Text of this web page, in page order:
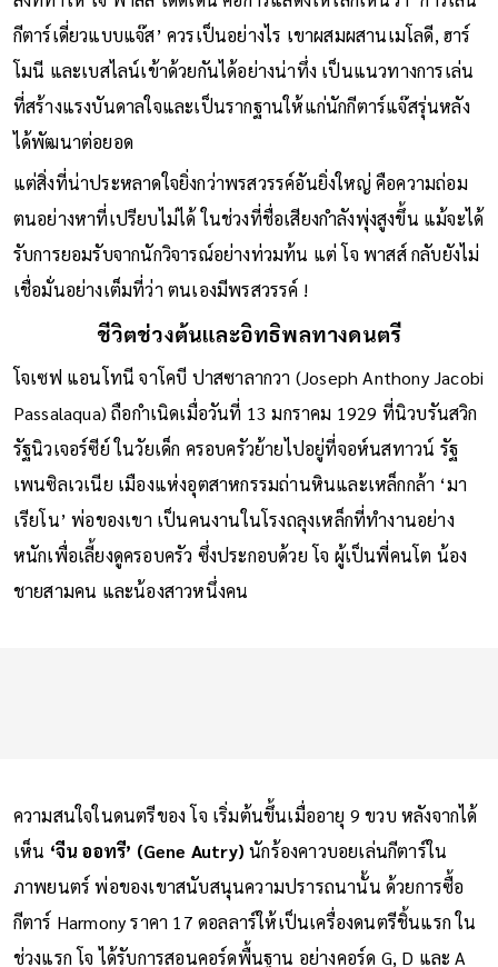
สิ่งที่ทำให้ โจ พาสส์ โดดเด่น คือการแสดงให้โลกเห็นว่า ‘การเล่น
กีตาร์เดี่ยวแบบแจ๊ส’ ควรเป็นอย่างไร เขาผสมผสานเมโลดี, ฮาร์
โมนี และเบสไลน์เข้าด้วยกันได้อย่างน่าทึ่ง เป็นแนวทางการเล่น
ที่สร้างแรงบันดาลใจและเป็นรากฐานให้แก่นักกีตาร์แจ๊สรุ่นหลัง
ได้พัฒนาต่อยอด
แต่สิ่งที่น่าประหลาดใจยิ่งกว่าพรสวรรค์อันยิ่งใหญ่ คือความถ่อม
ตนอย่างหาที่เปรียบไม่ได้ ในช่วงที่ชื่อเสียงกำลังพุ่งสูงขึ้น แม้จะได้
รับการยอมรับจากนักวิจารณ์อย่างท่วมท้น แต่ โจ พาสส์ กลับยังไม่
เชื่อมั่นอย่างเต็มที่ว่า ตนเองมีพรสวรรค์ !
ชีวิตช่วงต้นและอิทธิพลทางดนตรี
โจเซฟ แอนโทนี จาโคบี ปาสซาลากวา (Joseph Anthony Jacobi
Passalaqua) ถือกำเนิดเมื่อวันที่ 13 มกราคม 1929 ที่นิวบรันสวิก
รัฐนิวเจอร์ซีย์ ในวัยเด็ก ครอบครัวย้ายไปอยู่ที่จอห์นสทาวน์ รัฐ
เพนซิลเวเนีย เมืองแห่งอุตสาหกรรมถ่านหินและเหล็กกล้า ‘มา
เรียโน’ พ่อของเขา เป็นคนงานในโรงถลุงเหล็กที่ทำงานอย่าง
หนักเพื่อเลี้ยงดูครอบครัว ซึ่งประกอบด้วย โจ ผู้เป็นพี่คนโต น้อง
ความสนใจในดนตรีของ โจ เริ่มต้นขึ้นเมื่ออายุ 9 ขวบ หลังจากได้
เห็น‘จีน ออทรี’ (Gene Autry)นักร้องคาวบอยเล่นกีตาร์ใน
ภาพยนตร์ พ่อของเขาสนับสนุนความปรารถนานั้น ด้วยการซื้อ
กีตาร์ Harmony ราคา 17 ดอลลาร์ให้เป็นเครื่องดนตรีชิ้นแรก ใน